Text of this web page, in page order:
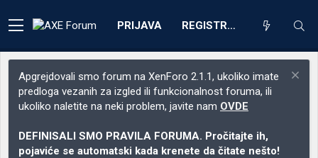
PRIJAVA REGISTRACIJA
Apgrejdovali smo forum na XenForo 2.1.1, ukoliko imate
predloga vezanih za izgled ili funkcionalnost foruma, ili
ukoliko naletite na neki problem, javite nam OVDE
DEFINISALI SMO PRAVILA FORUMA. Pročitajte ih,
pojaviće se automatski kada krenete da čitate nešto!